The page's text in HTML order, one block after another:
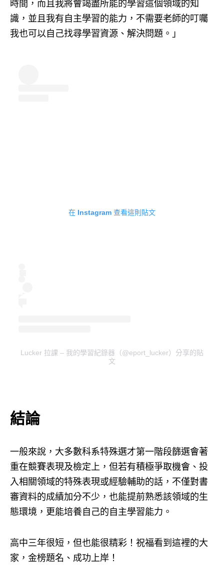
時間，而且我將會竭盡所能的學習這個領域的知
識，並且我有自主學習的能力，不需要老師的叮囑
我也可以自己找尋學習資源、解決問題。」
在 Instagram 查看這則貼文
Lucker 拉課 – 我的學習紀錄器（@eport_lucker）分享的貼
文
結論
一般來說，大多數科系特殊選才第一階段篩選會著
重在競賽表現及檢定上，但若有積極爭取機會、投
入相關領域的特殊表現或經驗輔助的話，不僅對書
審資料的成績加分不少，也能提前熟悉該領域的生
態環境，更能培養自己的自主學習能力。
高中三年很短，但也能很精彩！祝福看到這裡的大
家，金榜題名、成功上岸！